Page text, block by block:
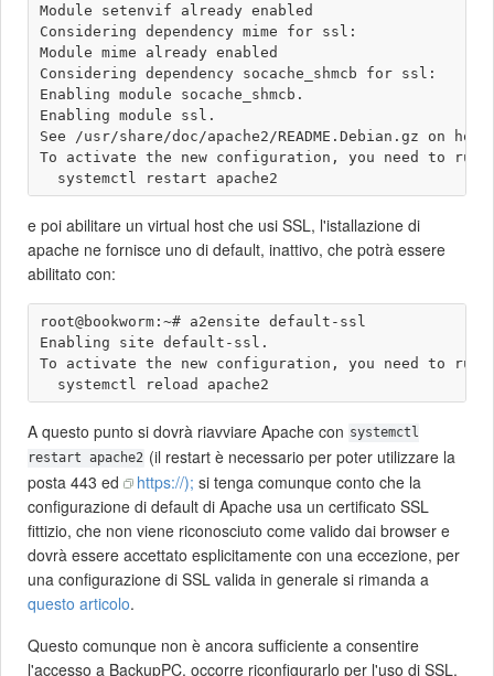
Module setenvif already enabled
Considering dependency mime for ssl:
Module mime already enabled
Considering dependency socache_shmcb for ssl:
Enabling module socache_shmcb.
Enabling module ssl.
See /usr/share/doc/apache2/README.Debian.gz on
To activate the new configuration, you need to run:
e poi abilitare un virtual host che usi SSL, l'istallazione di
apache ne fornisce uno di default, inattivo, che potrà essere
abilitato con:
root@bookworm:~# a2ensite default-ssl
Enabling site default-ssl.
To activate the new configuration, you need to run:
A questo punto si dovrà riavviare Apache con systemctl
restart apache2 (il restart è necessario per poter utilizzare la
posta 443 ed
https://); si tenga comunque conto che la
configurazione di default di Apache usa un certificato SSL
fittizio, che non viene riconosciuto come valido dai browser e
dovrà essere accettato esplicitamente con una eccezione, per
una configurazione di SSL valida in generale si rimanda a
questo articolo.
Questo comunque non è ancora sufficiente a consentire
l'accesso a BackupPC, occorre riconfigurarlo per l'uso di SSL,